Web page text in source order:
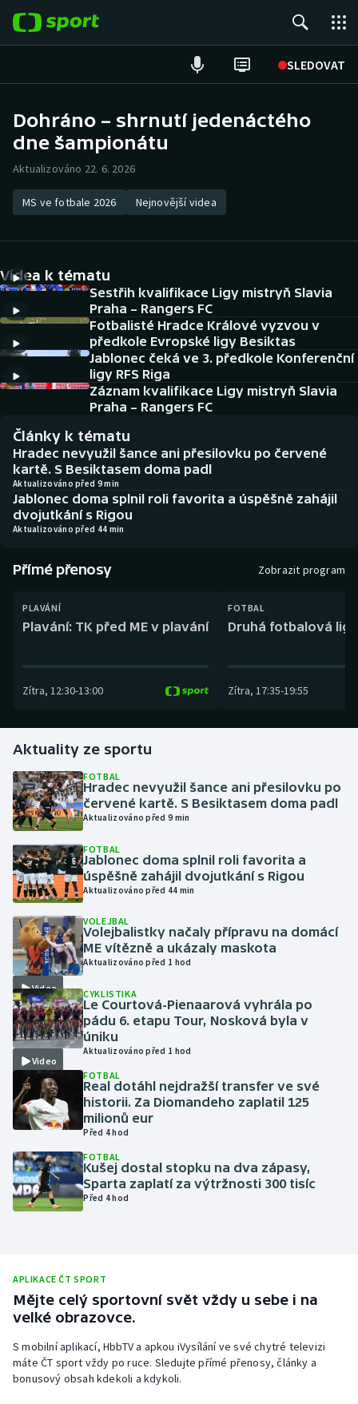
SLEDOVAT
Hokej
Atletika
DALŠÍ SPORTY
Americký fotbal
Baseball a softbal
Biatlon
Boby a skeleton
Box
Curling
Dostihy
Gymnastika
Házená
Jezdectví
Judo
Krasobruslení
Lezení
Lyže a snowboard
Moderní pětiboj
Motorsport
Olympijské hry
Parasport
Plavání
Plážový volejbal
Short track
NEPŘEHLÉDNĚTE
Historické návraty
Aplikace ČT sport
AZ kvíz
Dohráno – shrnutí jedenáctého
dne šampionátu
Aktualizováno 22. 6. 2026
MS ve fotbale 2026 Nejnovější videa
Videa k tématu
Sestřih kvalifikace Ligy mistryň Slavia
Praha – Rangers FC
Fotbalisté Hradce Králové vyzvou v
předkole Evropské ligy Besiktas
Jablonec čeká ve 3. předkole Konferenční
ligy RFS Riga
Záznam kvalifikace Ligy mistryň Slavia
Praha – Rangers FC
Články k tématu
Hradec nevyužil šance ani přesilovku po červené
kartě. S Besiktasem doma padl
Aktualizováno před 9 min
Jablonec doma splnil roli favorita a úspěšně zahájil
dvojutkání s Rigou
Aktualizováno před 44 min
Přímé přenosy Zobrazit program
PLAVÁNÍ
Plavání: TK před ME v plavání
Zítra, 12:30-13:00
FOTBAL
Druhá fotbalová
Zítra, 17:35-19:55
Aktuality ze sportu
FOTBAL
Hradec nevyužil šance ani přesilovku po
červené kartě. S Besiktasem doma padl
Aktualizováno před 9 min
FOTBAL
Jablonec doma splnil roli favorita a
úspěšně zahájil dvojutkání s Rigou
Aktualizováno před 44 min
Video
VOLEJBAL
Volejbalistky načaly přípravu na domácí
ME vítězně a ukázaly maskota
Aktualizováno před 1 hod
Video
CYKLISTIKA
Le Courtová-Pienaarová vyhrála po
pádu 6. etapu Tour, Nosková byla v
úniku
Aktualizováno před 1 hod
FOTBAL
Real dotáhl nejdražší transfer ve své
historii. Za Diomandeho zaplatil 125
milionů eur
Před 4 hod
FOTBAL
Kušej dostal stopku na dva zápasy,
Sparta zaplatí za výtržnosti 300 tisíc
Před 4 hod
APLIKACE ČT SPORT
Mějte celý sportovní svět vždy u sebe i na
velké obrazovce.
S mobilní aplikací, HbbTV a apkou iVysílání ve své chytré televizi
máte ČT sport vždy po ruce. Sledujte přímé přenosy, články a
bonusový obsah kdekoli a kdykoli.